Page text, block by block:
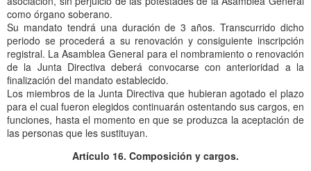
como órgano soberano.
Su mandato tendrá una duración de 3 años. Transcurrido dicho
periodo se procederá a su renovación y consiguiente inscripción
registral. La Asamblea General para el nombramiento o renovación
de la Junta Directiva deberá convocarse con anterioridad a la
finalización del mandato establecido.
Los miembros de la Junta Directiva que hubieran agotado el plazo
para el cual fueron elegidos continuarán ostentando sus cargos, en
funciones, hasta el momento en que se produzca la aceptación de
las personas que les sustituyan.
Artículo 16. Composición y cargos.